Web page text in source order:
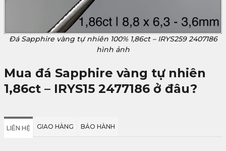
Đá Sapphire vàng tự nhiên 100% 1,86ct – IRYS259 2407186
hình ảnh
Mua đá Sapphire vàng tự nhiên
1,86ct – IRYS15 2477186 ở đâu?
LIÊN HỆ GIAO HÀNG BẢO HÀNH